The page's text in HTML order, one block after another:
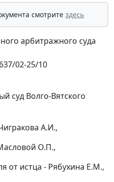
смотрите здесь
арбитражного суда
02-25/10
суд Волго-Вятского
А.И.,
О.П.,
от истца - Рябухина Е.М.,